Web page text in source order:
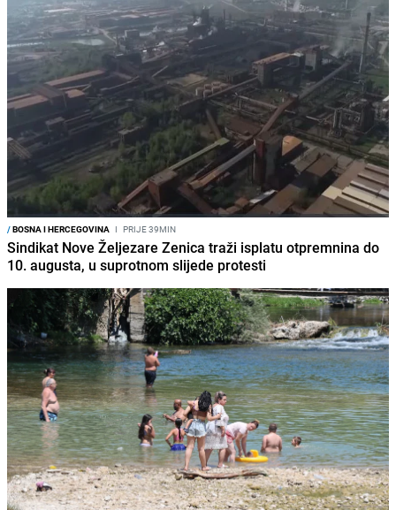
/BOSNA I HERCEGOVINA I PRIJE 39MIN
Sindikat Nove Željezare Zenica traži isplatu otpremnina do
10. augusta, u suprotnom slijede protesti